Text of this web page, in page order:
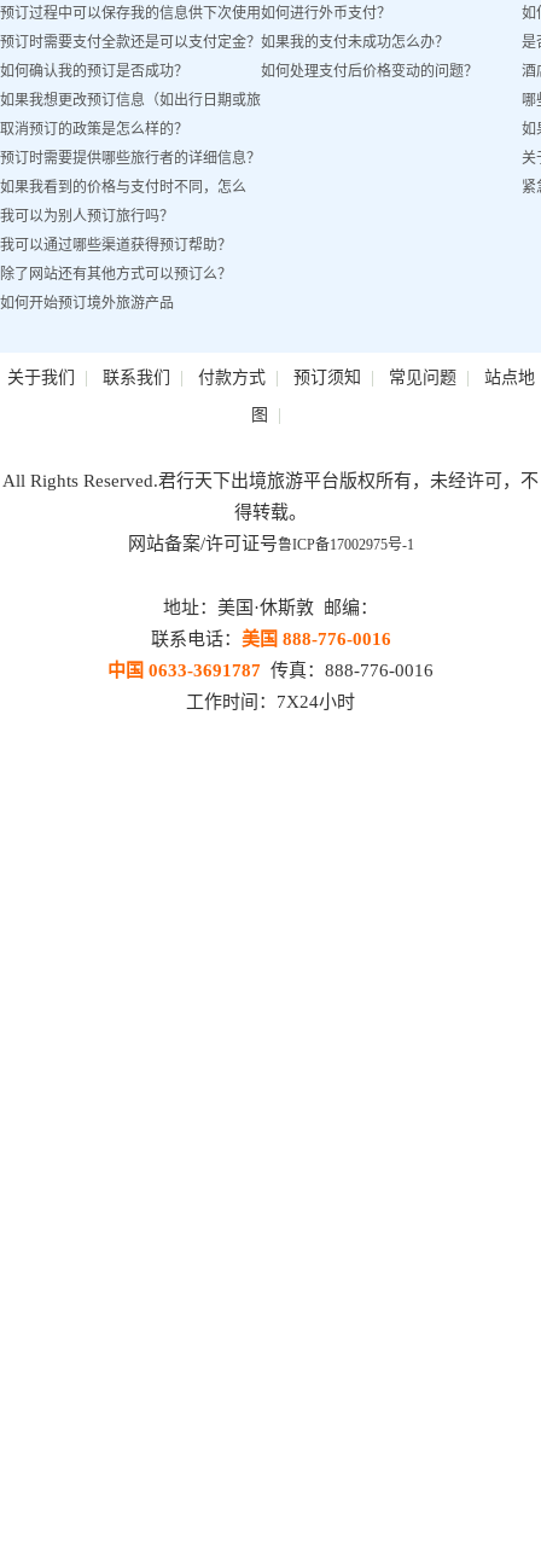
预订过程中可以保存我的信息供下次使用
吗？
预订时需要支付全款还是可以支付定金？
如何确认我的预订是否成功？
如果我想更改预订信息（如出行日期或旅
客姓名）怎么办？
取消预订的政策是怎么样的？
预订时需要提供哪些旅行者的详细信息？
如果我看到的价格与支付时不同，怎么
办？
我可以为别人预订旅行吗？
我可以通过哪些渠道获得预订帮助？
除了网站还有其他方式可以预订么？
如何开始预订境外旅游产品
如何进行外币支付？
如果我的支付未成功怎么办？
如何处理支付后价格变动的问题？
如
是
酒
哪
如
关
紧
关于我们 | 联系我们 | 付款方式| 预订须知 | 常见问题| 站点地
图 |
All Rights Reserved.君行天下出境旅游平台版权所有，未经许可，不
得转载。
网站备案/许可证号鲁ICP备17002975号-1
地址：美国·休斯敦 邮编：
联系电话： 美国 888-776-0016
中国 0633-3691787 传真：888-776-0016
工作时间：7X24小时